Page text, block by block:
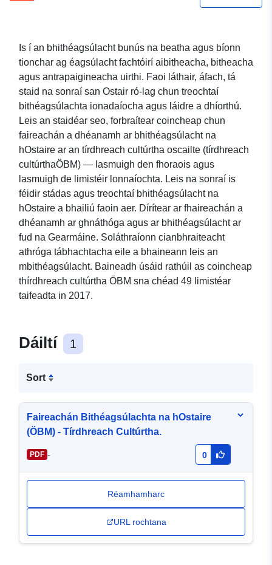
Is í an bhithéagsúlacht bunús na beatha agus bíonn
tionchar ag éagsúlacht fachtóirí aibitheacha, bitheacha
agus antrapaigineacha uirthi. Faoi láthair, áfach, tá
staid na sonraí san Ostair ró-lag chun treochtaí
bithéagsúlachta ionadaíocha agus láidre a dhíorthú.
Leis an staidéar seo, forbraítear coincheap chun
faireachán a dhéanamh ar bhithéagsúlacht na
hOstaire ar an tírdhreach cultúrtha oscailte (tírdhreach
cultúrthaÖBM) — lasmuigh den fhoraois agus
lasmuigh de limistéir lonnaíochta. Leis na sonraí is
féidir stádas agus treochtaí bhithéagsúlacht na
hOstaire a bhailiú faoin aer. Dírítear ar fhaireachán a
dhéanamh ar ghnáthóga agus ar bhithéagsúlacht ar
fud na Gearmáine. Soláthraíonn cianbhraiteacht
athróga tábhachtacha eile a bhaineann leis an
mbithéagsúlacht. Baineadh úsáid rathúil as coincheap
thírdhreach cultúrtha ÖBM sna chéad 49 limistéar
taifeadta in 2017.
Dáiltí 1
Sort
Faireachán Bithéagsúlachta na hOstaire
(ÖBM) - Tírdhreach Cultúrtha.
PDF - 0
Réamhamharc
URL rochtana